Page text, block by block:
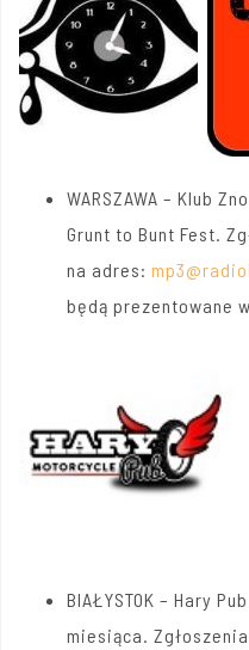
WARSZAWA – Klub
Grunt to Bunt Fest.
na adres:
będą prezentowane
BIAŁYSTOK – Hary
miesiąca.